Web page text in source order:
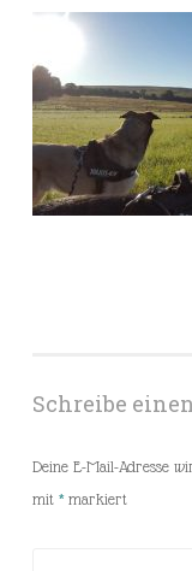
Schreibe
Deine E-Mail-Adresse
mit *markiert